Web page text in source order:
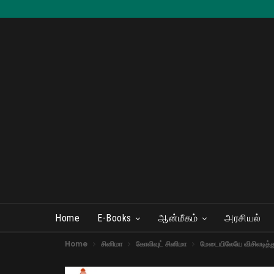
Home E-Books ஆன்மீகம் அரசியல்
Home சினிமா கோலிவுட் சினிமா மேடையிலேயே